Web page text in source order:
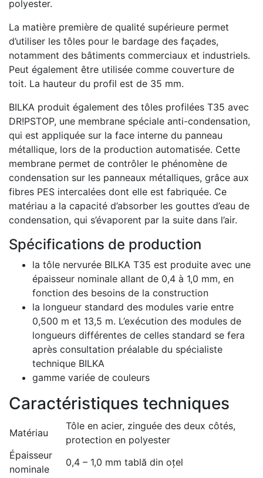
polyester.
La matière première de qualité supérieure permet
d’utiliser les tôles pour le bardage des façades,
notamment des bâtiments commerciaux et industriels.
Peut également être utilisée comme couverture de
toit. La hauteur du profil est de 35 mm.
BILKA produit également des tôles profilées T35 avec
DR!PSTOP, une membrane spéciale anti-condensation,
qui est appliquée sur la face interne du panneau
métallique, lors de la production automatisée. Cette
membrane permet de contrôler le phénomène de
condensation sur les panneaux métalliques, grâce aux
fibres PES intercalées dont elle est fabriquée. Ce
matériau a la capacité d’absorber les gouttes d’eau de
condensation, qui s’évaporent par la suite dans l’air.
Spécifications de production
la tôle nervurée BILKA T35 est produite avec une
épaisseur nominale allant de 0,4 à 1,0 mm, en
fonction des besoins de la construction
la longueur standard des modules varie entre
0,500 m et 13,5 m. L’exécution des modules de
longueurs différentes de celles standard se fera
après consultation préalable du spécialiste
technique BILKA
gamme variée de couleurs
Caractéristiques techniques
Matériau
Tôle en acier, zinguée des deux côtés,
protection en polyester
Épaisseur
nominale
0,4 – 1,0 mm tablă din oțel